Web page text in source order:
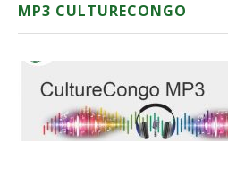
MP3 CULTURECONGO